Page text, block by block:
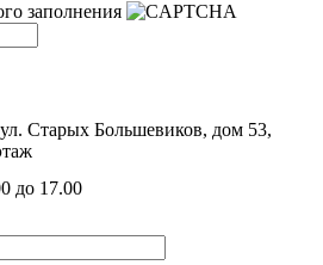
заполнения
Старых Большевиков, дом 53,
до 17.00